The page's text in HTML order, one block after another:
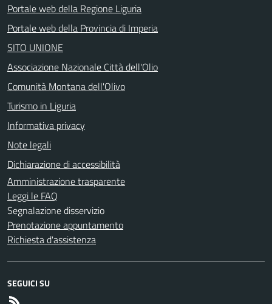
Portale web della Regione Liguria
Portale web della Provincia di Imperia
SITO UNIONE
Associazione Nazionale Città dell'Olio
Comunità Montana dell'Olivo
Turismo in Liguria
Informativa privacy
Note legali
Dichiarazione di accessibilità
Amministrazione trasparente
Leggi le FAQ
Segnalazione disservizio
Prenotazione appuntamento
Richiesta d'assistenza
SEGUICI SU